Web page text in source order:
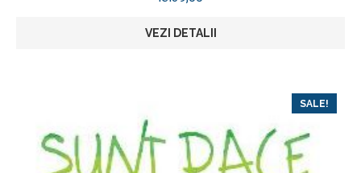
VEZI DETALII
SALE!